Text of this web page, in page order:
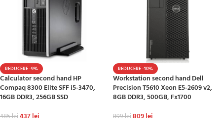
REDUCERE -9%
Calculator second hand HP
Compaq 8300 Elite SFF i5-3470,
16GB DDR3, 256GB SSD
485lei437lei
REDUCERE -10%
Workstation second hand Dell
Precision T5610 Xeon E5-2609 v2,
8GB DDR3, 500GB, Fx1700
899lei809lei